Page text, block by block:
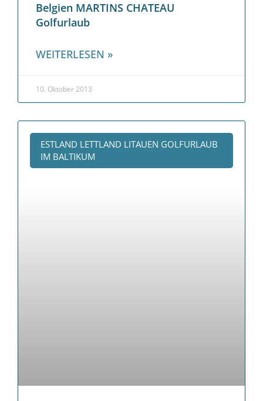
Belgien MARTINS CHATEAU
Golfurlaub
WEITERLESEN »
10. Oktober 2013
ESTLAND LETTLAND LITAUEN GOLFURLAUB
IM BALTIKUM